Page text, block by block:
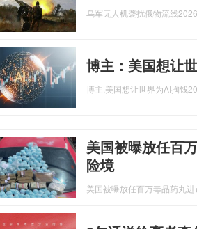
乌军无人机袭扰俄物流线
博主：美国想让
博主,美国想让世界为AI掏钱
美国被曝放任百
险境
美国被曝放任百万毒品药丸进